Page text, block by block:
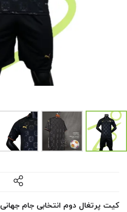
کیت پرتغال دوم انتخابی جام جهانی 2026